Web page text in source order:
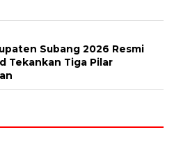
Subang 2026 Resmi
Tekankan Tiga Pilar